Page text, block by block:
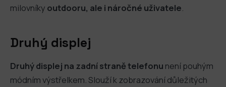
milovníky outdooru, ale i náročné uživatele
Druhý displej
Druhý displej na zadní straně telefonu není pouhým
módním výstřelkem. Slouží k zobrazování důležitých